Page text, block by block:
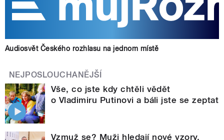
Audiosvět Českého rozhlasu na jednom místě
NEJPOSLOUCHANĚJŠÍ
Vše, co jste kdy chtěli vědět
o Vladimiru Putinovi a báli jste se zeptat
Vzmuž se? Muži hledají nové vzory,